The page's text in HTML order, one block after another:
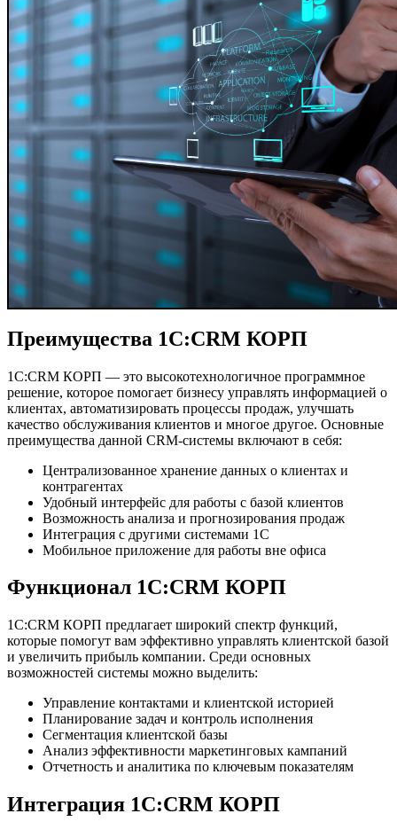
Преимущества 1C:CRM КОРП
1C:CRM КОРП — это высокотехнологичное программное
решение, которое помогает бизнесу управлять информацией о
клиентах, автоматизировать процессы продаж, улучшать
качество обслуживания клиентов и многое другое. Основные
преимущества данной CRM-системы включают в себя:
Централизованное хранение данных о клиентах и
контрагентах
Удобный интерфейс для работы с базой клиентов
Возможность анализа и прогнозирования продаж
Интеграция с другими системами 1С
Мобильное приложение для работы вне офиса
Функционал 1C:CRM КОРП
1C:CRM КОРП предлагает широкий спектр функций,
которые помогут вам эффективно управлять клиентской базой
и увеличить прибыль компании. Среди основных
возможностей системы можно выделить:
Управление контактами и клиентской историей
Планирование задач и контроль исполнения
Сегментация клиентской базы
Анализ эффективности маркетинговых кампаний
Отчетность и аналитика по ключевым показателям
Интеграция 1C:CRM КОРП